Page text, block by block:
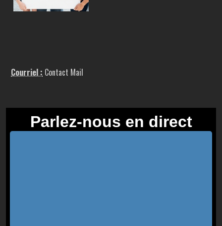
Courriel : Contact Mail